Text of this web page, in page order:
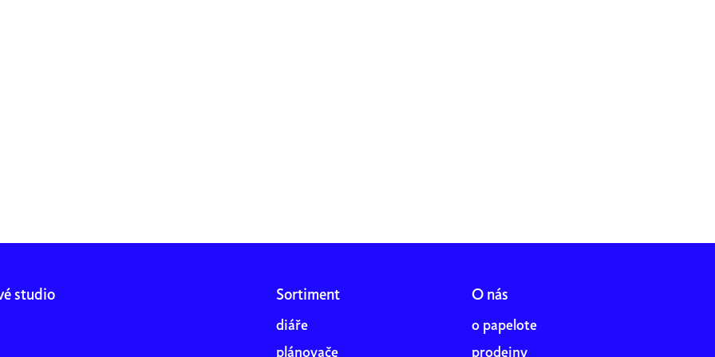
studio Sortiment
diáře
plánovače
O nás
o papelote
prodejny